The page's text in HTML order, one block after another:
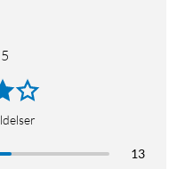
13